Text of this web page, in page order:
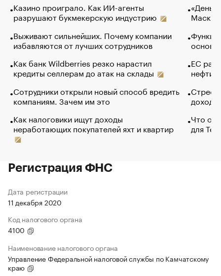
Казино проиграло. Как ИИ-агенты
разрушают букмекерскую индустрию
Выживают сильнейших. Почему компании
избавляются от лучших сотрудников
Как банк Wildberries резко нарастил
кредиты селлерам до атак на склады
Сотрудники открыли новый способ вредить
компаниям. Зачем им это
Как налоговики ищут доходы
неработающих покупателей яхт и квартир
Маск в
основ
ЕС
нефти
Что
для
Регистрация ФНС
Дата регистрации
11 декабря 2020
Код налогового органа
4100
Наименование налогового органа
Управление Федеральной налоговой службы по Камчатскому
краю